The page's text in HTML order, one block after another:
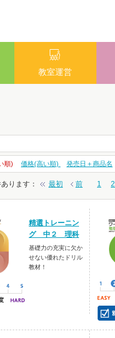
教室運営
順) 価格(高い順) 発売日＋商品名
ります ： 最初 前 1 2
精選トレーニン
グ 中２ 理科
基礎力の充実に欠か
せない優れたドリル
教材！